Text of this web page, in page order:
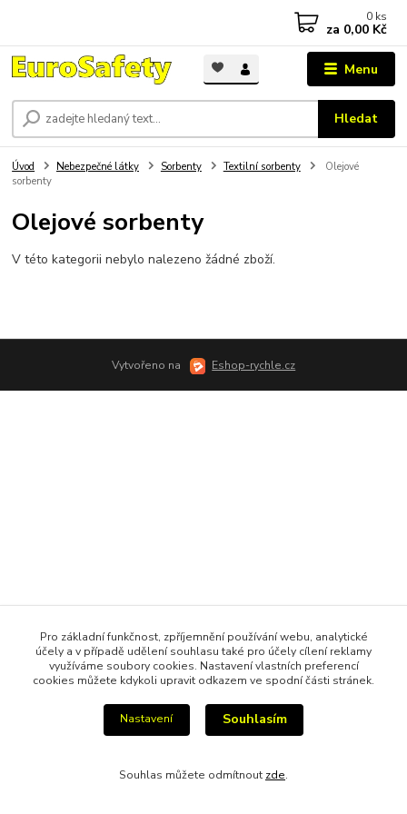
Menu
Hledat
0 ks
za 0,00 Kč
Úvod Nebezpečné látky Sorbenty Textilní sorbenty
Olejové
sorbenty
Olejové sorbenty
V této kategorii nebylo nalezeno žádné zboží.
Vytvořeno na Eshop-rychle.cz
Pro základní funkčnost, zpříjemnění používání webu, analytické
účely a v případě udělení souhlasu také pro účely cílení reklamy
využíváme soubory cookies. Nastavení vlastních preferencí
cookies můžete kdykoli upravit odkazem ve spodní části stránek.
Nastavení Souhlasím
Souhlas můžete odmítnout zde.